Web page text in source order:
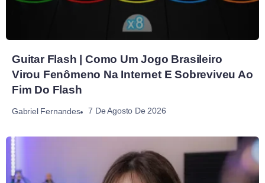
Guitar Flash | Como Um Jogo Brasileiro
Virou Fenômeno Na Internet E Sobreviveu Ao
Fim Do Flash
Gabriel Fernandes 7 De Agosto De 2026